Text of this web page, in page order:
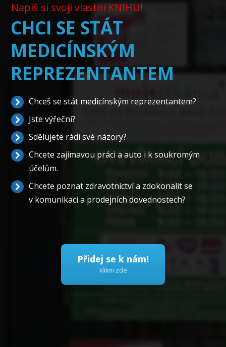
Napiš si svojí vlastní KNIHU!
CHCI SE STÁT
MEDICÍNSKÝM
REPREZENTANTEM
Chceš se stát medicínským reprezentantem?
Jste výřeční?
Sdělujete rádi své názory?
Chcete zajímavou práci a auto i k soukromým
účelům.
Chcete poznat zdravotnictví a zdokonalit se
v komunikaci a prodejních dovednostech?
Přidej se k nám!
klikni zde